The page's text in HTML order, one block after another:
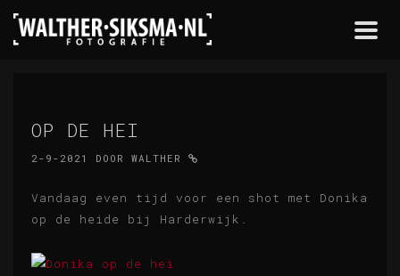
OP DE HEI
2-9-2021 DOOR WALTHER
Vandaag even tijd voor een shot met Donika
op de heide bij Harderwijk.